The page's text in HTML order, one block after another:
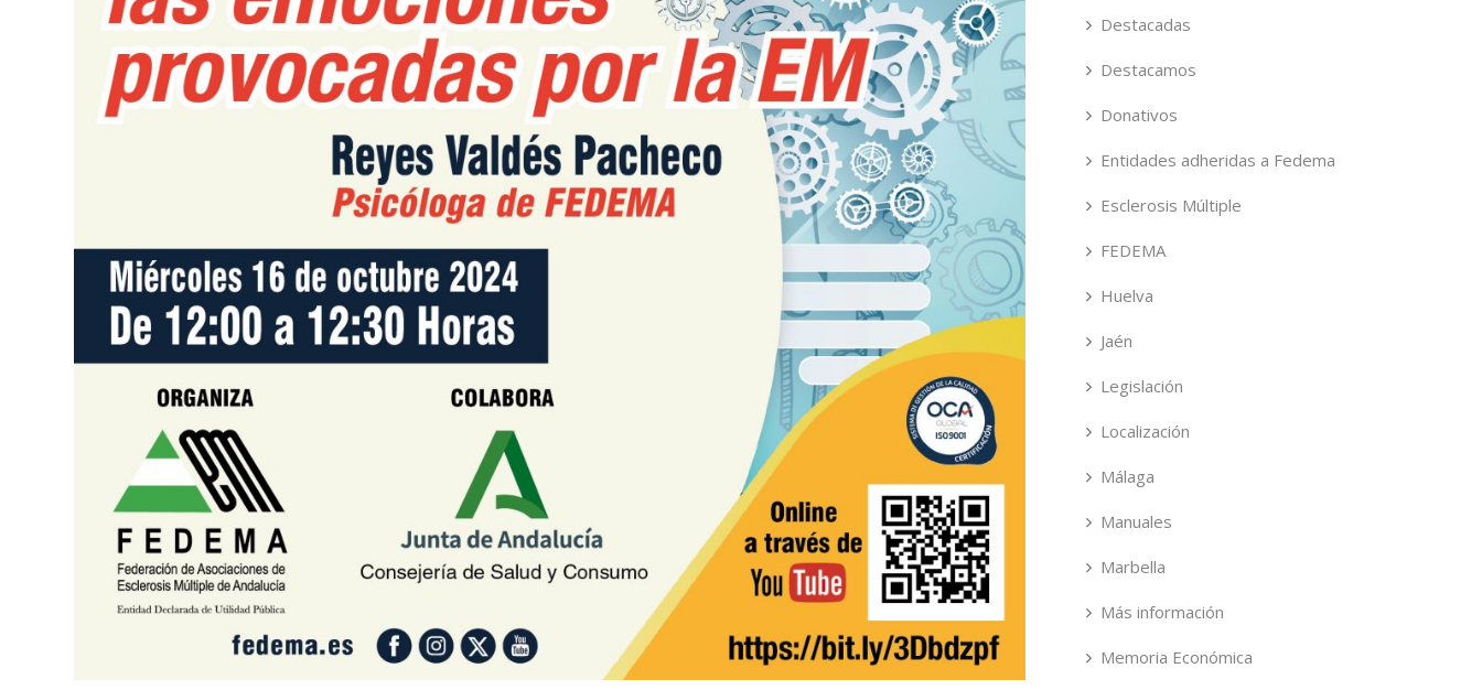
Destacadas
Destacamos
Donativos
Entidades adheridas a Fedema
Esclerosis Múltiple
FEDEMA
Huelva
Jaén
Legislación
Localización
Málaga
Manuales
Marbella
Más información
Memoria Económica